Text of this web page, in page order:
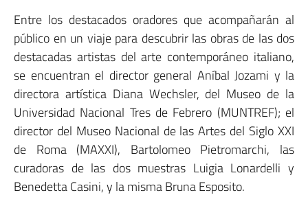
Entre los destacados oradores que acompañarán al
público en un viaje para descubrir las obras de las dos
destacadas artistas del arte contemporáneo italiano,
se encuentran el director general Aníbal Jozami y la
directora artística Diana Wechsler, del Museo de la
Universidad Nacional Tres de Febrero (MUNTREF); el
director del Museo Nacional de las Artes del Siglo XXI
de Roma (MAXXI), Bartolomeo Pietromarchi, las
curadoras de las dos muestras Luigia Lonardelli y
Benedetta Casini, y la misma Bruna Esposito.